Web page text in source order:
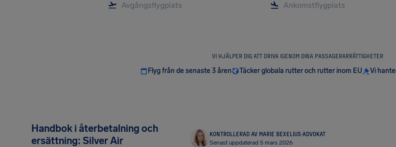
VI HJÄLPER DIG ATT DRIVA IGENOM DINA PASSAGERARRÄTTIGHETER
Flyg från de senaste 3 åren Täcker globala rutter och rutter inom EU Vi
Handbok i återbetalning och
ersättning: Silver Air
KONTROLLERAD AV MARIE BEXELIUS·ADVOKAT
Senast uppdaterad 5 mars 2026